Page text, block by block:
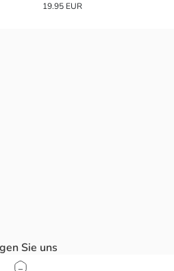
19.95 EUR
Sie uns